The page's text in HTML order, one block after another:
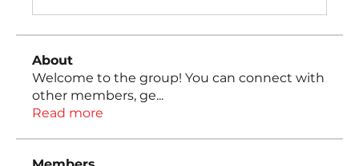
About
Welcome to the group! You can connect with
other members, ge...
Read more